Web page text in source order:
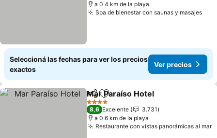
a 0.4 km de la playa
Spa de bienestar con saunas y masajes
Seleccioná las fechas para ver los precios
exactos
Ver precios
CompartirAñadir a favoritos
Mar Paraíso Hotel
4 Estrellas
8,6 Excelente
3.731
a 0.6 km de la playa
Restaurante con vistas panorámicas al mar